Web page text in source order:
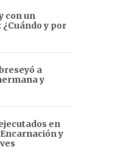
con un
¿Cuándo y por
a
y
en
y